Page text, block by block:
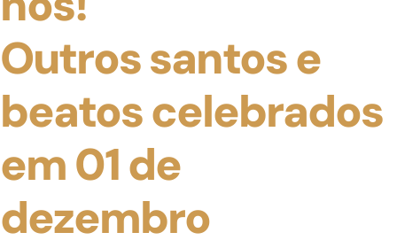
Outros santos e
beatos celebrados
em 01 de
dezembro